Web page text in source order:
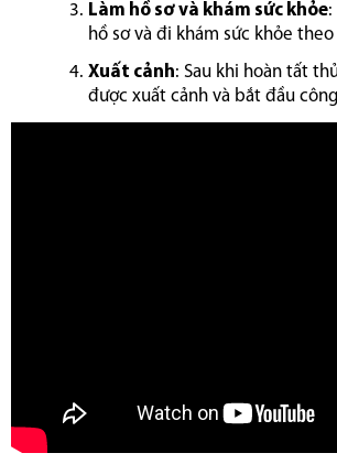
Làm hồ sơ và khám sức khỏe:
hồ sơ và đi khám sức khỏe theo
Xuất cảnh: Sau khi hoàn tất
được xuất cảnh và bắt đầu